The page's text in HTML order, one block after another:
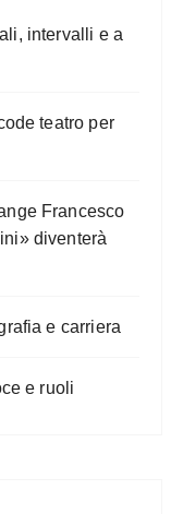
intervalli e a
teatro per
Francesco
diventerà
e carriera
e ruoli